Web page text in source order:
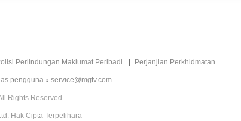
Perlindungan Maklumat Peribadi Perjanjian Perkhidmatan
pengguna：service@mgtv.com
Rights Reserved
Hak Cipta Terpelihara